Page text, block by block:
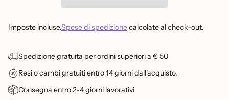
Imposte incluse.Spese di spedizionecalcolate al check-out.
Spedizione gratuita per ordini superiori a € 50
Resi o cambi gratuiti entro 14 giorni dall'acquisto.
Consegna entro 2-4 giorni lavorativi